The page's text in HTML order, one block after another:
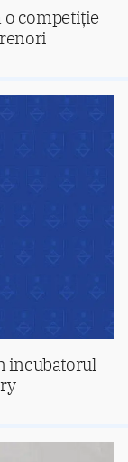
o competiție
incubatorul